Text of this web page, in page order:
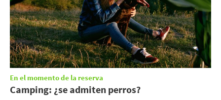
En el momento de la reserva
Camping: ¿se admiten perros?